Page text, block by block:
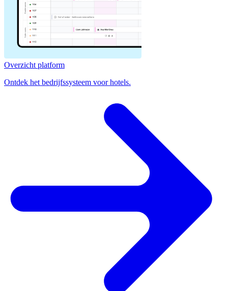
Overzicht platform
Ontdek het bedrijfssysteem voor hotels.